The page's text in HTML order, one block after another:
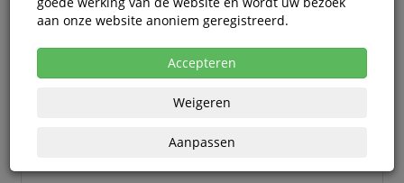
Chubbsafes Kluizen
aan onze website anoniem geregistreerd.
Accepteren
Weigeren
Aanpassen